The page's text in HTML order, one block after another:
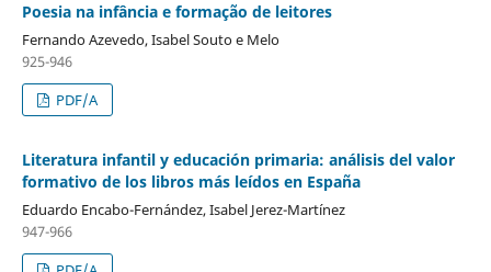
Poesia na infância e formação de leitores
Fernando Azevedo, Isabel Souto e Melo
925-946
PDF/A
Literatura infantil y educación primaria: análisis del valor
formativo de los libros más leídos en España
Eduardo Encabo-Fernández, Isabel Jerez-Martínez
947-966